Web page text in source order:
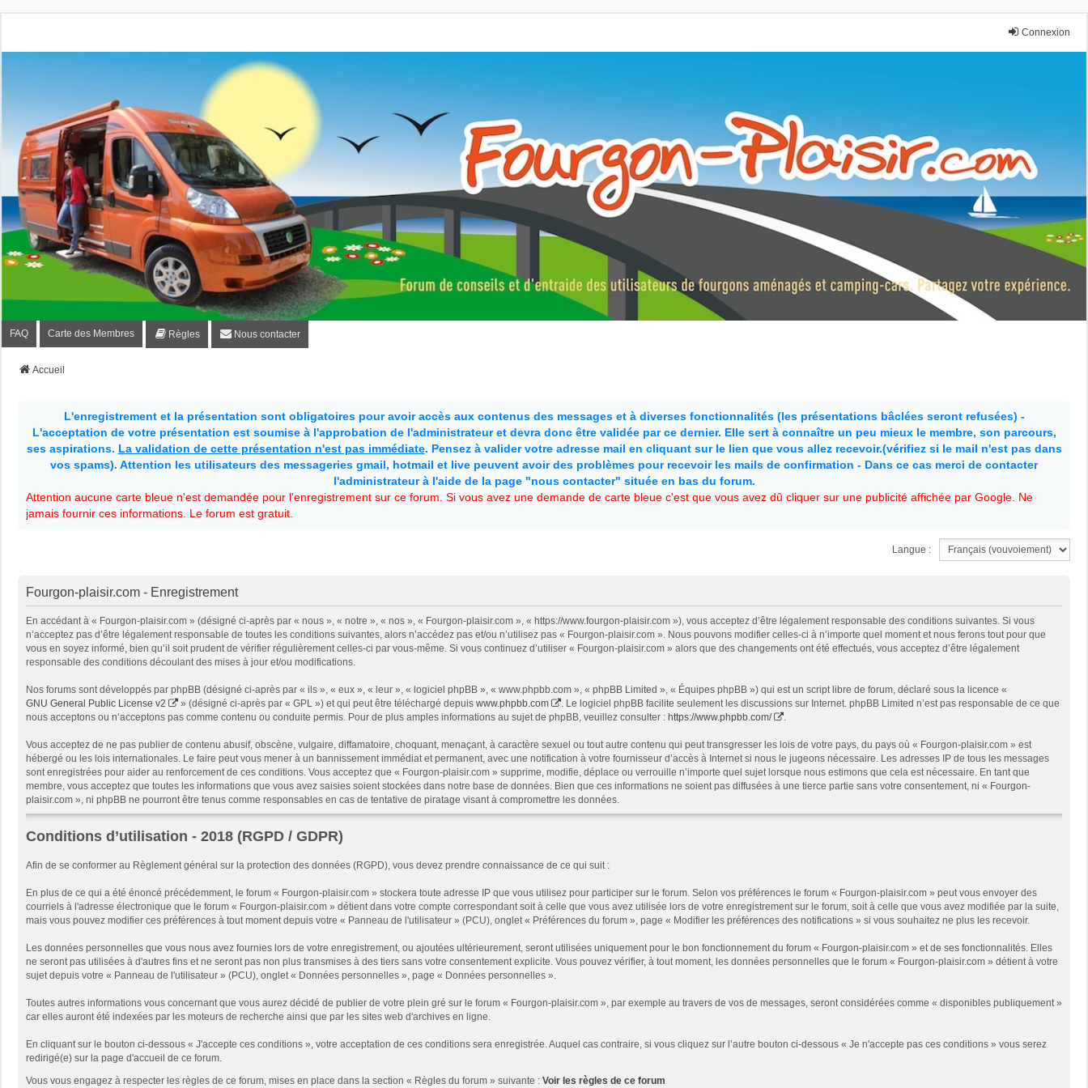
Connexion
Fourgon-plaisir.com
Forum de conseils et d'entraide des utilisateurs de fourgons, fourgons aménagés, vans et de camping-car. Partagez votre expérience.
FAQ Carte des Membres Règles Nous contacter
Accueil
L'enregistrement et la présentation sont obligatoires pour avoir accès aux contenus des messages et à diverses fonctionnalités (les présentations bâclées seront refusées) -
L'acceptation de votre présentation est soumise à l'approbation de l'administrateur et devra donc être validée par ce dernier. Elle sert à connaître un peu mieux le membre, son parcours,
ses aspirations. La validation de cette présentation n'est pas immédiate. Pensez à valider votre adresse mail en cliquant sur le lien que vous allez recevoir.(vérifiez si le mail n'est pas dans
vos spams). Attention les utilisateurs des messageries gmail, hotmail et live peuvent avoir des problèmes pour recevoir les mails de confirmation - Dans ce cas merci de contacter
l'administrateur à l'aide de la page "nous contacter" située en bas du forum.
Attention aucune carte bleue n'est demandée pour l'enregistrement sur ce forum. Si vous avez une demande de carte bleue c'est que vous avez dû cliquer sur une publicité affichée par Google. Ne
jamais fournir ces informations. Le forum est gratuit.
Langue :
Fourgon-plaisir.com - Enregistrement
En accédant à « Fourgon-plaisir.com » (désigné ci-après par « nous », « notre », « nos », « Fourgon-plaisir.com », « https://www.fourgon-plaisir.com »), vous acceptez d’être légalement responsable des conditions suivantes. Si vous
n’acceptez pas d’être légalement responsable de toutes les conditions suivantes, alors n’accédez pas et/ou n’utilisez pas « Fourgon-plaisir.com ». Nous pouvons modifier celles-ci à n’importe quel moment et nous ferons tout pour que
vous en soyez informé, bien qu’il soit prudent de vérifier régulièrement celles-ci par vous-même. Si vous continuez d’utiliser « Fourgon-plaisir.com » alors que des changements ont été effectués, vous acceptez d’être légalement
responsable des conditions découlant des mises à jour et/ou modifications.
Nos forums sont développés par phpBB (désigné ci-après par « ils », « eux », « leur », « logiciel phpBB », « www.phpbb.com », « phpBB Limited », « Équipes phpBB ») qui est un script libre de forum, déclaré sous la licence «
GNU General Public License v2
» (désigné ci-après par « GPL ») et qui peut être téléchargé depuis www.phpbb.com
. Le logiciel phpBB facilite seulement les discussions sur Internet. phpBB Limited n’est pas responsable de ce que
nous acceptons ou n’acceptons pas comme contenu ou conduite permis. Pour de plus amples informations au sujet de phpBB, veuillez consulter : https://www.phpbb.com/ .
Vous acceptez de ne pas publier de contenu abusif, obscène, vulgaire, diffamatoire, choquant, menaçant, à caractère sexuel ou tout autre contenu qui peut transgresser les lois de votre pays, du pays où « Fourgon-plaisir.com » est
hébergé ou les lois internationales. Le faire peut vous mener à un bannissement immédiat et permanent, avec une notification à votre fournisseur d’accès à Internet si nous le jugeons nécessaire. Les adresses IP de tous les messages
sont enregistrées pour aider au renforcement de ces conditions. Vous acceptez que « Fourgon-plaisir.com » supprime, modifie, déplace ou verrouille n’importe quel sujet lorsque nous estimons que cela est nécessaire. En tant que
membre, vous acceptez que toutes les informations que vous avez saisies soient stockées dans notre base de données. Bien que ces informations ne soient pas diffusées à une tierce partie sans votre consentement, ni « Fourgon-
plaisir.com », ni phpBB ne pourront être tenus comme responsables en cas de tentative de piratage visant à compromettre les données.
Conditions d’utilisation - 2018 (RGPD / GDPR)
Afin de se conformer au Règlement général sur la protection des données (RGPD), vous devez prendre connaissance de ce qui suit :
En plus de ce qui a été énoncé précédemment, le forum « Fourgon-plaisir.com » stockera toute adresse IP que vous utilisez pour participer sur le forum. Selon vos préférences le forum « Fourgon-plaisir.com » peut vous envoyer des
courriels à l'adresse électronique que le forum « Fourgon-plaisir.com » détient dans votre compte correspondant soit à celle que vous avez utilisée lors de votre enregistrement sur le forum, soit à celle que vous avez modifiée par la suite,
mais vous pouvez modifier ces préférences à tout moment depuis votre « Panneau de l'utilisateur » (PCU), onglet « Préférences du forum », page « Modifier les préférences des notifications » si vous souhaitez ne plus les recevoir.
Les données personnelles que vous nous avez fournies lors de votre enregistrement, ou ajoutées ultérieurement, seront utilisées uniquement pour le bon fonctionnement du forum « Fourgon-plaisir.com » et de ses fonctionnalités. Elles
ne seront pas utilisées à d'autres fins et ne seront pas non plus transmises à des tiers sans votre consentement explicite. Vous pouvez vérifier, à tout moment, les données personnelles que le forum « Fourgon-plaisir.com » détient à votre
sujet depuis votre « Panneau de l'utilisateur » (PCU), onglet « Données personnelles », page « Données personnelles ».
Toutes autres informations vous concernant que vous aurez décidé de publier de votre plein gré sur le forum « Fourgon-plaisir.com », par exemple au travers de vos de messages, seront considérées comme « disponibles publiquement »
car elles auront été indexées par les moteurs de recherche ainsi que par les sites web d'archives en ligne.
En cliquant sur le bouton ci-dessous « J'accepte ces conditions », votre acceptation de ces conditions sera enregistrée. Auquel cas contraire, si vous cliquez sur l’autre bouton ci-dessous « Je n'accepte pas ces conditions » vous serez
redirigé(e) sur la page d'accueil de ce forum.
Vous vous engagez à respecter les règles de ce forum, mises en place dans la section « Règles du forum » suivante : Voir les règles de ce forum